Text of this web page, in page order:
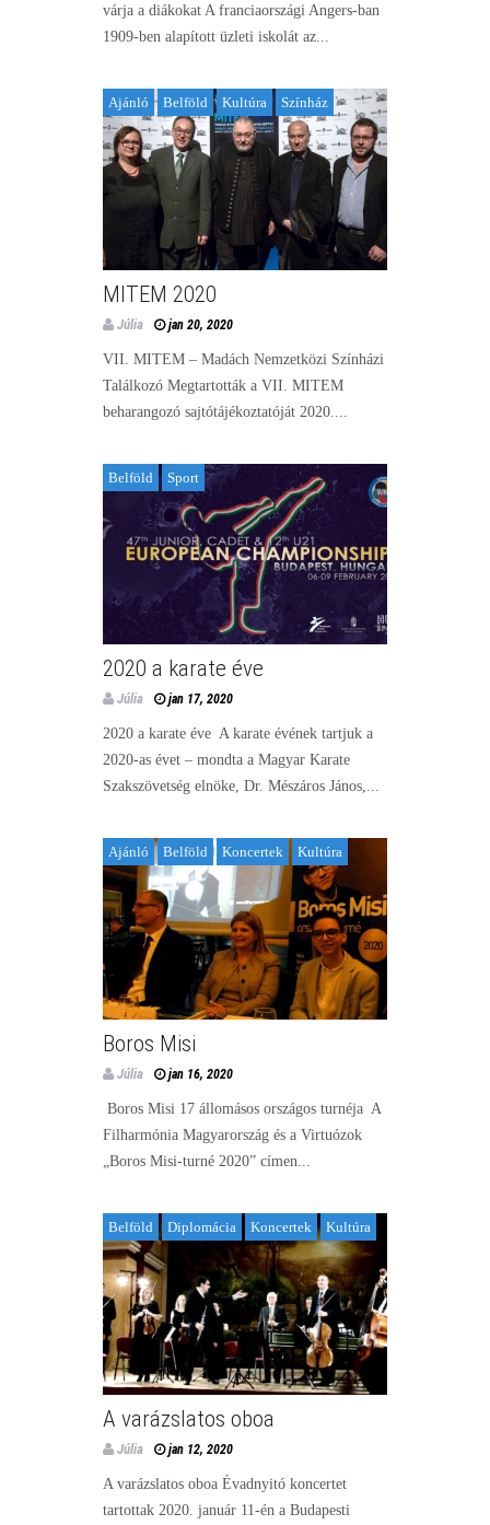
várja a diákokat A franciaországi Angers-ban
1909-ben alapított üzleti iskolát az...
Ajánló Belföld Kultúra Színház
MITEM 2020
Júlia jan 20, 2020
VII. MITEM – Madách Nemzetközi Színházi
Találkozó Megtartották a VII. MITEM
beharangozó sajtótájékoztatóját 2020....
Belföld Sport
2020 a karate éve
Júlia jan 17, 2020
2020 a karate éve A karate évének tartjuk a
2020-as évet – mondta a Magyar Karate
Szakszövetség elnöke, Dr. Mészáros János,...
Ajánló Belföld Koncertek Kultúra
Boros Misi
Júlia jan 16, 2020
Boros Misi 17 állomásos országos turnéja A
Filharmónia Magyarország és a Virtuózok
„Boros Misi-turné 2020” címen...
Belföld Diplomácia Koncertek Kultúra
A varázslatos oboa
Júlia jan 12, 2020
A varázslatos oboa Évadnyitó koncertet
tartottak 2020. január 11-én a Budapesti